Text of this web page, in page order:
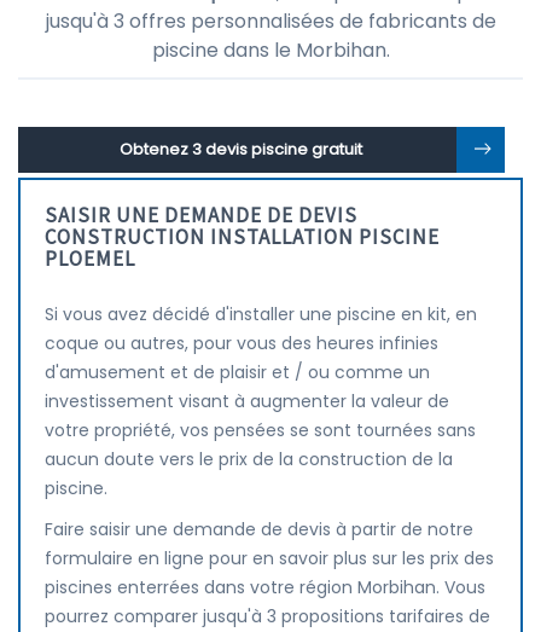
jusqu'à 3 offres personnalisées de fabricants de
piscine dans le Morbihan.
Obtenez 3 devis piscine gratuit
SAISIR UNE DEMANDE DE DEVIS
CONSTRUCTION INSTALLATION PISCINE
PLOEMEL
Si vous avez décidé d'installer une piscine en kit, en
coque ou autres, pour vous des heures infinies
d'amusement et de plaisir et / ou comme un
investissement visant à augmenter la valeur de
votre propriété, vos pensées se sont tournées sans
aucun doute vers le prix de la construction de la
piscine.
Faire saisir une demande de devis à partir de notre
formulaire en ligne pour en savoir plus sur les prix des
piscines enterrées dans votre région Morbihan. Vous
pourrez comparer jusqu'à 3 propositions tarifaires de